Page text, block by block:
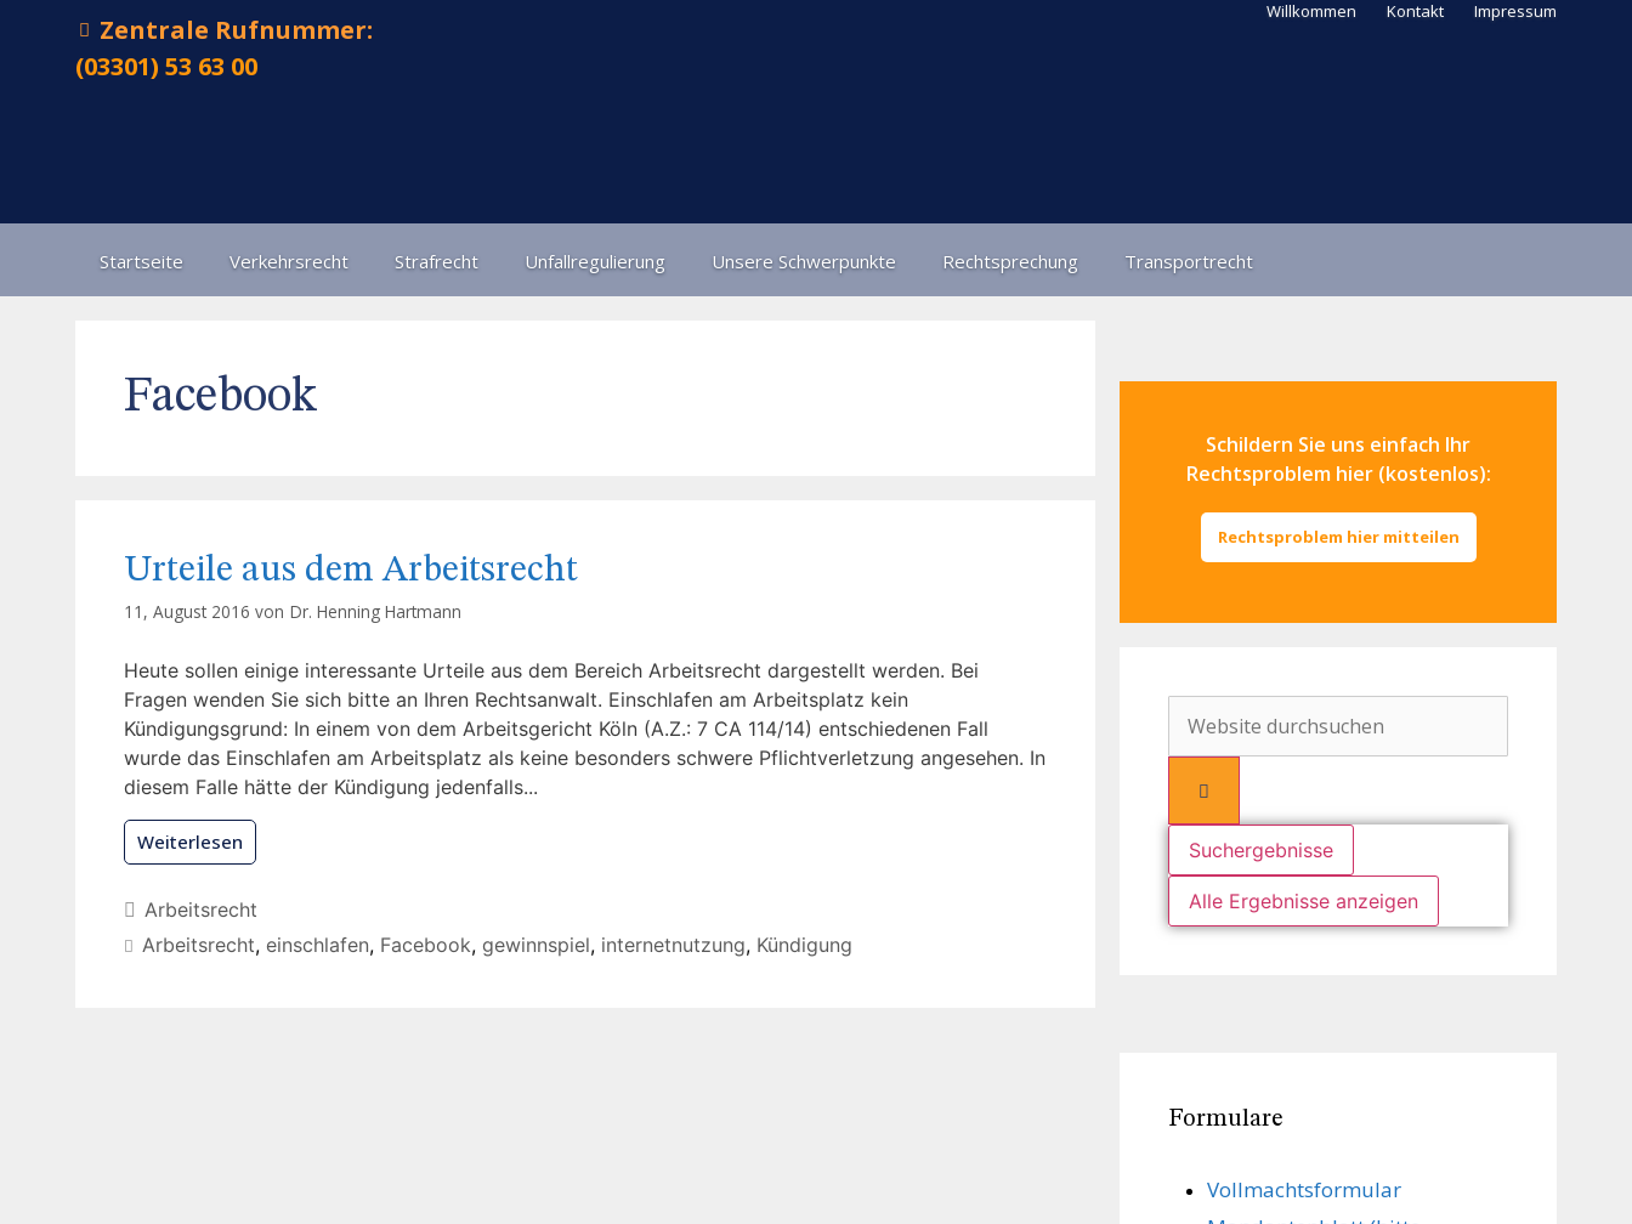
Zentrale Rufnummer:
(03301) 53 63 00
Willkommen Kontakt Impressum
Startseite Verkehrsrecht Strafrecht Unfallregulierung Unsere Schwerpunkte Rechtsprechung Transportrecht
Facebook
Urteile aus dem Arbeitsrecht
11, August 2016 von Dr. Henning Hartmann
Heute sollen einige interessante Urteile aus dem Bereich Arbeitsrecht dargestellt werden. Bei
Fragen wenden Sie sich bitte an Ihren Rechtsanwalt. Einschlafen am Arbeitsplatz kein
Kündigungsgrund: In einem von dem Arbeitsgericht Köln (A.Z.: 7 CA 114/14) entschiedenen Fall
wurde das Einschlafen am Arbeitsplatz als keine besonders schwere Pflichtverletzung angesehen. In
diesem Falle hätte der Kündigung jedenfalls...
Weiterlesen
Arbeitsrecht
Arbeitsrecht, einschlafen, Facebook, gewinnspiel, internetnutzung, Kündigung
Schildern Sie uns einfach Ihr
Rechtsproblem hier (kostenlos):
Rechtsproblem hier mitteilen
Suchergebnisse
Alle Ergebnisse anzeigen
Formulare
Vollmachts­formular